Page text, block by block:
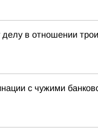
в отношении
с чужими